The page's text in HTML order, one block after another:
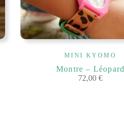
MINI KYOMO
Montre – Léopard
72,00€